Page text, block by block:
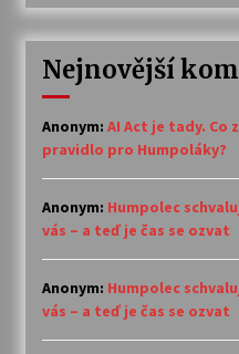
Nejnovější
Anonym: AI Act je tady. Co
pravidlo pro Humpoláky?
Anonym: Humpolec
vás – a teď je čas se ozvat
Anonym: Humpolec
vás – a teď je čas se ozvat